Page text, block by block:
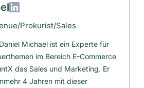
Prokurist/Sales
Michael ist ein Experte für
im Bereich E-Commerce
das Sales und Marketing. Er
4 Jahren mit dieser